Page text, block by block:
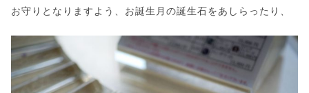
お守りとなりますよう、お誕生月の誕生石をあしらったり、